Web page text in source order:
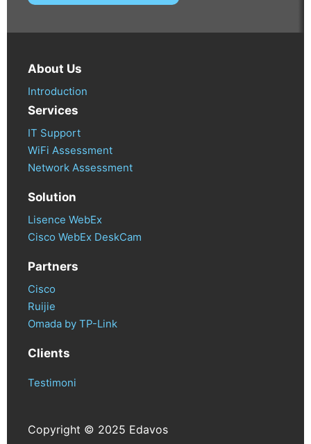
About Us
Introduction
Services
IT Support
WiFi Assessment
Network Assessment
Solution
Lisence WebEx
Cisco WebEx DeskCam
Partners
Cisco
Ruijie
Omada by TP-Link
Clients
Testimoni
Copyright © 2025 Edavos